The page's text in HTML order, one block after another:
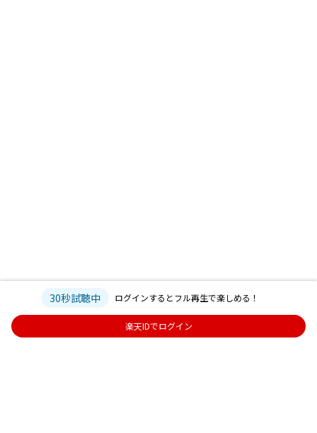
30秒試聴中 ログインするとフル再生で楽しめる！
楽天IDでログイン